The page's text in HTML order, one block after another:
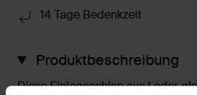
14 Tage Bedenkzeit
Produktbeschreibung
Diese Einlagesohlen aus Leder